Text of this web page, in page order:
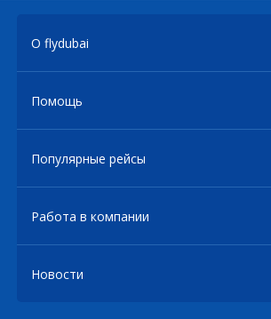
О flydubai
Помощь
Популярные рейсы
Работа в компании
Новости